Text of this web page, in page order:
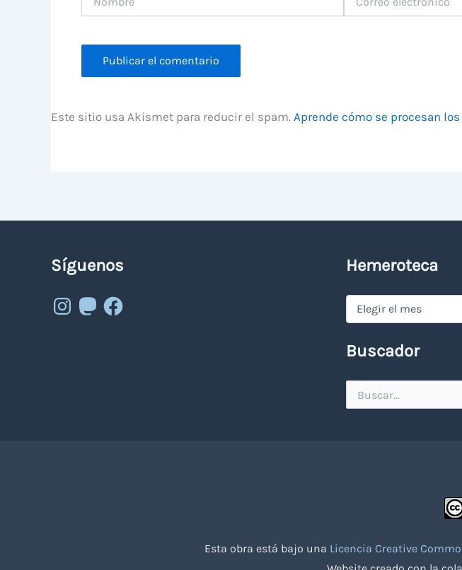
electrónico
Este sitio usa Akismet para reducir el spam. Aprende cómo se procesan
Síguenos
Instagram
MastodonFacebook
Hemeroteca
Hemeroteca
Buscador
por:
Esta obra está bajo una Licencia Creative